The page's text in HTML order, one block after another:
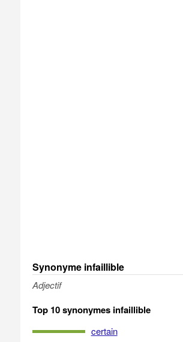
Synonyme infaillible
Adjectif
Top 10 synonymes infaillible
certain